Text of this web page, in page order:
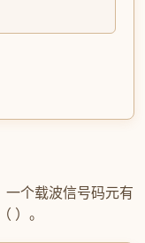
个载波信号码元有
）。